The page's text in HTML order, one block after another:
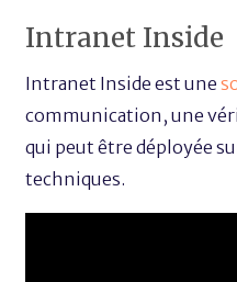
Intranet Inside
Intranet Inside est une
communication, une
qui peut être déployée
techniques.